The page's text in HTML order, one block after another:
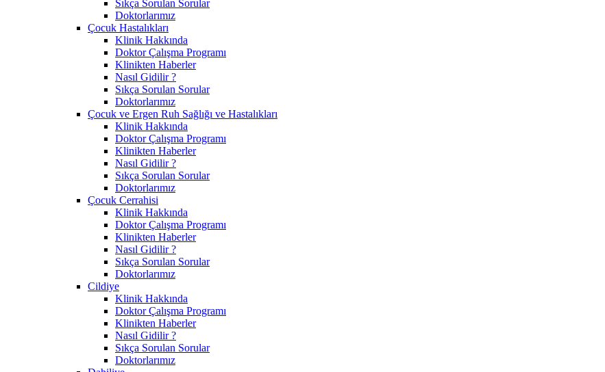
Sıkça Sorulan Sorular
Doktorlarımız
Çocuk Hastalıkları
Klinik Hakkında
Doktor Çalışma Programı
Klinikten Haberler
Nasıl Gidilir ?
Sıkça Sorulan Sorular
Doktorlarımız
Çocuk ve Ergen Ruh Sağlığı ve Hastalıkları
Klinik Hakkında
Doktor Çalışma Programı
Klinikten Haberler
Nasıl Gidilir ?
Sıkça Sorulan Sorular
Doktorlarımız
Çocuk Cerrahisi
Klinik Hakkında
Doktor Çalışma Programı
Klinikten Haberler
Nasıl Gidilir ?
Sıkça Sorulan Sorular
Doktorlarımız
Cildiye
Klinik Hakkında
Doktor Çalışma Programı
Klinikten Haberler
Nasıl Gidilir ?
Sıkça Sorulan Sorular
Doktorlarımız